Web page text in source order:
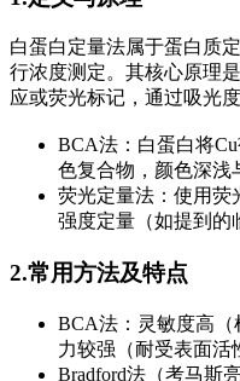
白蛋白定量法属于蛋白质
行浓度测定。其核心原理
应或荧光标记，通过吸光
BCA法：白蛋白将
色复合物，颜色深浅
荧光定量法：使用荧
强度定量（如提到的
2.常用方法及特点
BCA法：灵敏度高（
力较强（耐受表面活
Bradford法（考马斯